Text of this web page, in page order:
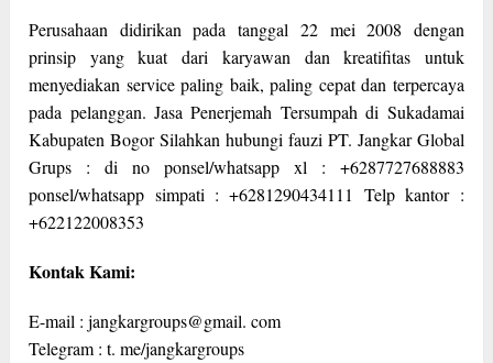
Perusahaan didirikan pada tanggal 22 mei 2008 dengan
prinsip yang kuat dari karyawan dan kreatifitas untuk
menyediakan service paling baik, paling cepat dan terpercaya
pada pelanggan. Jasa Penerjemah Tersumpah di Sukadamai
Kabupaten Bogor Silahkan hubungi fauzi PT. Jangkar Global
Grups : di no ponsel/whatsapp xl : +6287727688883
ponsel/whatsapp simpati : +6281290434111 Telp kantor :
+622122008353
Kontak Kami:
E-mail : jangkargroups@gmail. com
Telegram : t. me/jangkargroups